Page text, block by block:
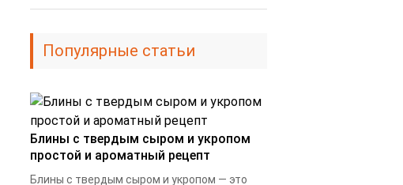
Популярные статьи
Блины с твердым сыром и укропом
простой и ароматный рецепт
Блины с твердым сыром и укропом — это